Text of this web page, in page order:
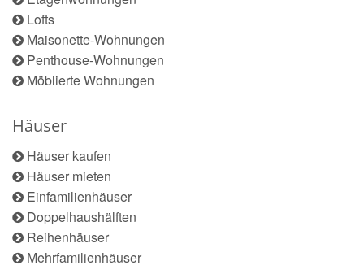
Lofts
Maisonette-Wohnungen
Penthouse-Wohnungen
Möblierte Wohnungen
Häuser
Häuser kaufen
Häuser mieten
Einfamilienhäuser
Doppelhaushälften
Reihenhäuser
Mehrfamilienhäuser